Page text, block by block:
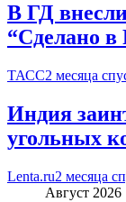
В ГД
“Сделано в
ТАСС2 месяца
Индия
угольных
Lenta.ru2 месяца
Август 2026